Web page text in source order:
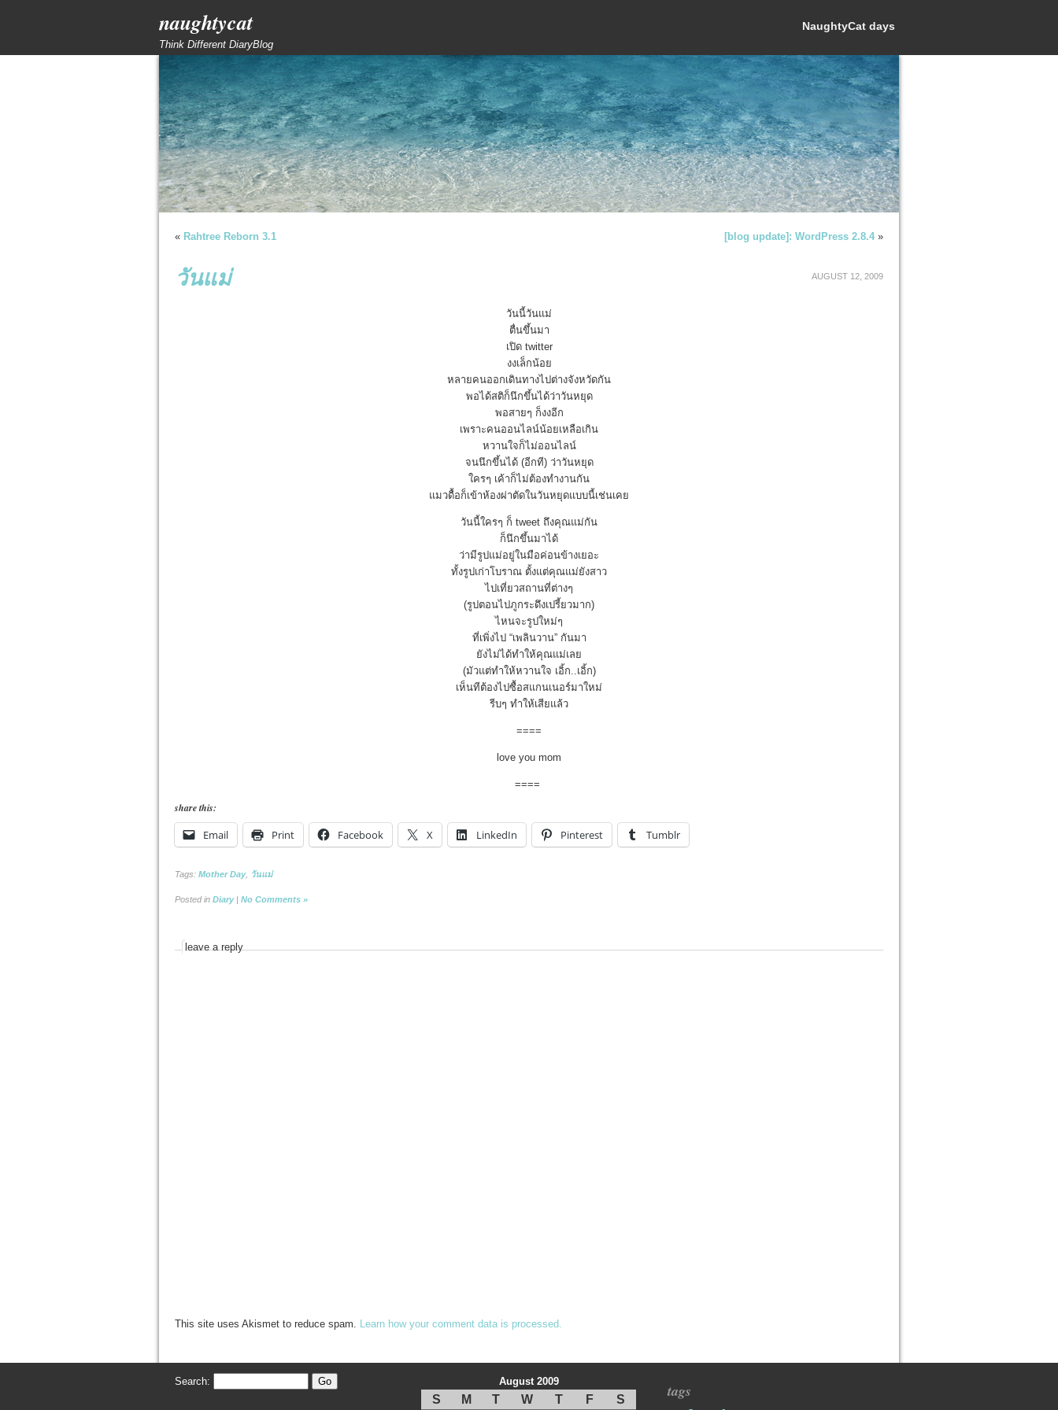
naughtycat
Think Different DiaryBlog
NaughtyCat days
« Rahtree Reborn 3.1 [blog update]: WordPress 2.8.4 »
วันแม่ AUGUST 12, 2009
วันนี้วันแม่
ตื่นขึ้นมา
เปิด twitter
งงเล็กน้อย
หลายคนออกเดินทางไปต่างจังหวัดกัน
พอได้สติก็นึกขึ้นได้ว่าวันหยุด
พอสายๆ ก็งงอีก
เพราะคนออนไลน์น้อยเหลือเกิน
หวานใจก็ไม่ออนไลน์
จนนึกขึ้นได้ (อีกที) ว่าวันหยุด
ใครๆ เค้าก็ไม่ต้องทำงานกัน
แมวดื้อก็เข้าห้องผ่าตัดในวันหยุดแบบนี้เช่นเคย
วันนี้ใครๆ ก็ tweet ถึงคุณแม่กัน
ก็นึกขึ้นมาได้
ว่ามีรูปแม่อยู่ในมือค่อนข้างเยอะ
ทั้งรูปเก่าโบราณ ตั้งแต่คุณแม่ยังสาว
ไปเที่ยวสถานที่ต่างๆ
(รูปตอนไปภูกระดึงเปรี้ยวมาก)
ไหนจะรูปใหม่ๆ
ที่เพิ่งไป “เพลินวาน” กันมา
ยังไม่ได้ทำให้คุณแม่เลย
(มัวแต่ทำให้หวานใจ เอิ้ก..เอิ้ก)
เห็นทีต้องไปซื้อสแกนเนอร์มาใหม่
รีบๆ ทำให้เสียแล้ว
====
love you mom
====
share this:
Email Print Facebook X LinkedIn Pinterest Tumblr
Tags: Mother Day, วันแม่
Posted in Diary| No Comments »
leave a reply
This site uses Akismet to reduce spam. Learn how your comment data is processed.
Search: August 2009
S M T W T F S tags